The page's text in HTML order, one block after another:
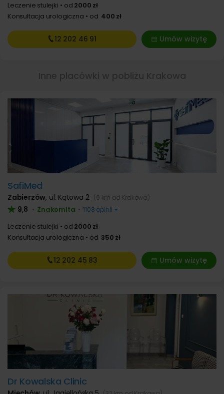
Leczenie stulejki od 2000 zł
Konsultacja urologiczna
od 400 zł
Umów wizytę
12 202 46 91
SafiMed
Zabierzów, ul. Kątowa 2 (9 km od Krakowa)
9,8 • Znakomita • 1108 opinii
Leczenie stulejki od 2000 zł
Konsultacja urologiczna
od 350 zł
Umów wizytę
12 202 45 83
Dr Kowalska Clinic